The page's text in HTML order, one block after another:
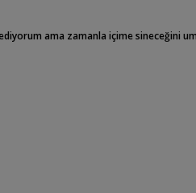
ama zamanla içime sineceğini